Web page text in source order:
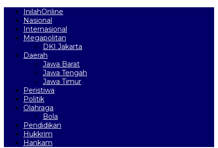
InilahOnline
Nasional
Internasional
Megapolitan
DKI Jakarta
Daerah
Jawa Barat
Jawa Tengah
Jawa Timur
Peristiwa
Politik
Olahraga
Bola
Pendidikan
Hukkrim
Hankam